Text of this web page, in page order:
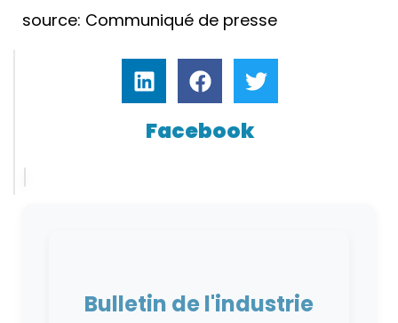
source: Communiqué de presse
Facebook
Bulletin de l'industrie